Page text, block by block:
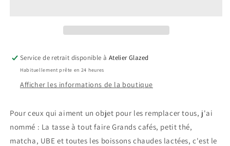
Service de retrait disponible à Atelier Glazed
Habituellement prête en 24 heures
Afficher les informations de la boutique
Pour ceux qui aiment un objet pour les remplacer tous, j'ai
nommé : La tasse à tout faire Grands cafés, petit thé,
matcha, UBE et toutes les boissons chaudes lactées, c'est le